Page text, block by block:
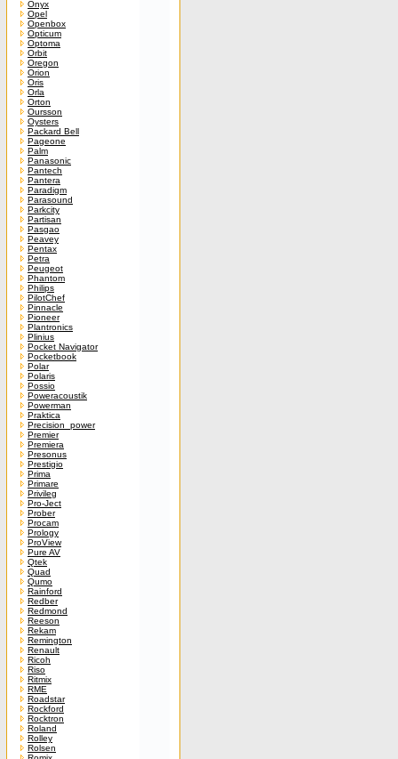
Onyx
Opel
Openbox
Opticum
Optoma
Orbit
Oregon
Orion
Oris
Orla
Orton
Oursson
Oysters
Packard Bell
Pageone
Palm
Panasonic
Pantech
Pantera
Paradigm
Parasound
Parkcity
Partisan
Pasgao
Peavey
Pentax
Petra
Peugeot
Phantom
Philips
PilotChef
Pinnacle
Pioneer
Plantronics
Plinius
Pocket Navigator
Pocketbook
Polar
Polaris
Possio
Poweracoustik
Powerman
Praktica
Precision_power
Premier
Premiera
Presonus
Prestigio
Prima
Primare
Privileg
Pro-Ject
Prober
Procam
Prology
ProView
Pure AV
Qtek
Quad
Qumo
Rainford
Redber
Redmond
Reeson
Rekam
Remington
Renault
Ricoh
Riso
Ritmix
RME
Roadstar
Rockford
Rocktron
Roland
Rolley
Rolsen